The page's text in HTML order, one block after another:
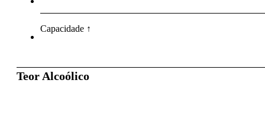
Capacidade ↑
Teor Alcoólico